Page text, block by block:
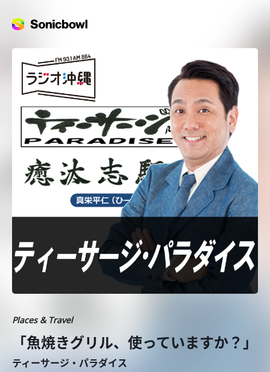
Places & Travel
「魚焼きグリル、使っていますか？」
ティーサージ・パラダイス